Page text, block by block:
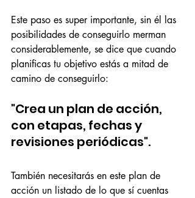
Este paso es super importante, sin él las
posibilidades de conseguirlo merman
considerablemente, se dice que cuando
planificas tu objetivo estás a mitad de
camino de conseguirlo:
"Crea un plan de acción,
con etapas, fechas y
revisiones periódicas".
También necesitarás en este plan de
acción un listado de lo que sí cuentas